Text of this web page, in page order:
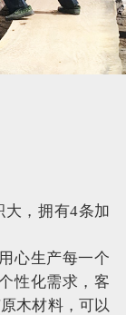
，拥有4条加
心生产每一个
性化需求，客
木材料，可以